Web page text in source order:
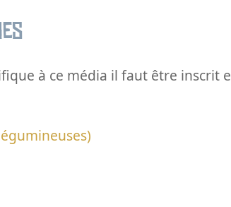
à ce média il faut être inscrit